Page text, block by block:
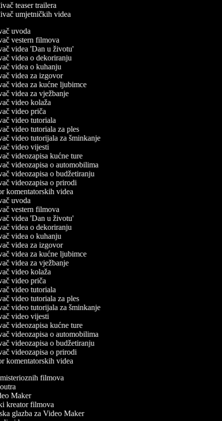
teaser trailera
umjetničkih videa
uvoda
vestern filmova
videa 'Dan u životu'
videa o dekoriranju
videa o kuhanju
videa za izgovor
videa za kućne ljubimce
videa za vježbanje
video kolaža
video priča
video tutoriala
video tutoriala za ples
video tutorijala za šminkanje
video vijesti
videozapisa kućne ture
videozapisa o automobilima
videozapisa o budžetiranju
videozapisa o prirodi
komentatorskih videa
uvoda
vestern filmova
videa 'Dan u životu'
videa o dekoriranju
videa o kuhanju
videa za izgovor
videa za kućne ljubimce
videa za vježbanje
video kolaža
video priča
video tutoriala
video tutoriala za ples
video tutorijala za šminkanje
video vijesti
videozapisa kućne ture
videozapisa o automobilima
videozapisa o budžetiranju
videozapisa o prirodi
komentatorskih videa
filmova
Maker
kreator filmova
glazba za Video Maker